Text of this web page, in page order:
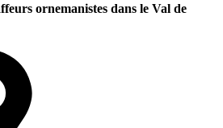
ornemanistes dans le Val de